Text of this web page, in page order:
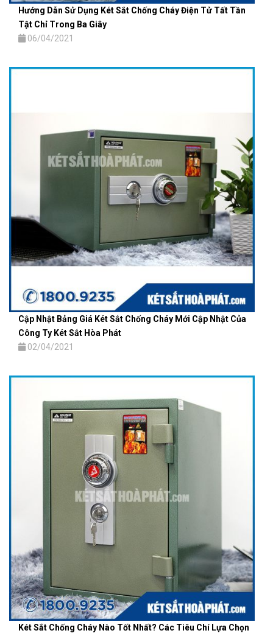
Hướng Dẫn Sử Dụng Két Sắt Chống Cháy Điện Tử Tất Tần
Tật Chỉ Trong Ba Giây
06/04/2021
Cập Nhật Bảng Giá Két Sắt Chống Cháy Mới Cập Nhật Của
Công Ty Két Sắt Hòa Phát
02/04/2021
Két Sắt Chống Cháy Nào Tốt Nhất? Các Tiêu Chí Lựa Chọn